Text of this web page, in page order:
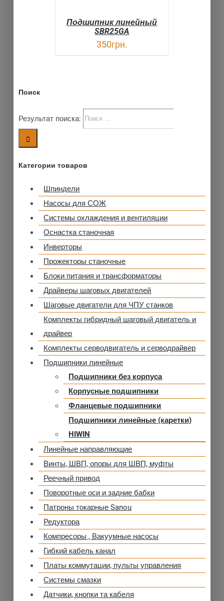
Подшипник линейный
SBR25GA
350грн.
Поиск
Результат поиска:
Категории товаров
Шпиндели
Насосы для СОЖ
Системы охлаждения и вентиляции
Оснастка станочная
Инверторы
Прожекторы станочные
Блоки питания и трансформаторы
Драйверы шаговых двигателей
Шаговые двигатели для ЧПУ станков
Комплекты гибридный шаговый двигатель и
драйвер
Комплекты серводвигатель и серводрайвер
Подшипники линейные
Подшипники без корпуса
Корпусные подшипники
Фланцевые подшипники
Подшипники линейные (каретки)
HIWIN
Линейные направляющие
Винты, ШВП, опоры для ШВП, муфты
Реечный привод
Поворотные оси и задние бабки
Патроны токарные Sanou
Редуктора
Компресоры , Вакуумные насосы
Гибкий кабель канал
Платы коммутации, пульты управления
Системы смазки
Датчики, кнопки та кабеля